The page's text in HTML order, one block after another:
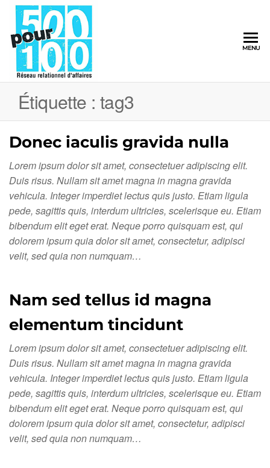
MENU
Étiquette : tag3
Donec iaculis gravida nulla
Lorem ipsum dolor sit amet, consectetuer adipiscing elit.
Duis risus. Nullam sit amet magna in magna gravida
vehicula. Integer imperdiet lectus quis justo. Etiam ligula
pede, sagittis quis, interdum ultricies, scelerisque eu. Etiam
bibendum elit eget erat. Neque porro quisquam est, qui
dolorem ipsum quia dolor sit amet, consectetur, adipisci
velit, sed quia non numquam…
Nam sed tellus id magna
elementum tincidunt
Lorem ipsum dolor sit amet, consectetuer adipiscing elit.
Duis risus. Nullam sit amet magna in magna gravida
vehicula. Integer imperdiet lectus quis justo. Etiam ligula
pede, sagittis quis, interdum ultricies, scelerisque eu. Etiam
bibendum elit eget erat. Neque porro quisquam est, qui
dolorem ipsum quia dolor sit amet, consectetur, adipisci
velit, sed quia non numquam…